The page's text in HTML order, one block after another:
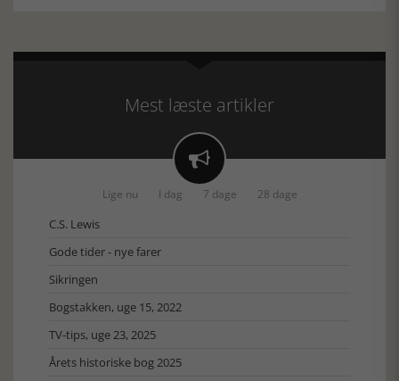
Mest læste artikler

Lige nu I dag 7 dage 28 dage
C.S. Lewis
Gode tider - nye farer
Sikringen
Bogstakken, uge 15, 2022
TV-tips, uge 23, 2025
Årets historiske bog 2025